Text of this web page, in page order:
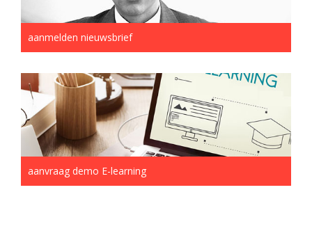
aanmelden nieuwsbrief
aanvraag demo E-learning